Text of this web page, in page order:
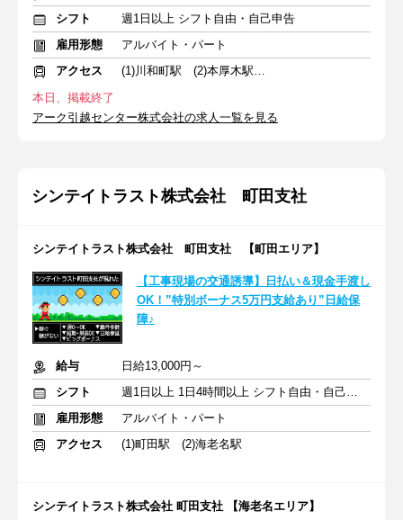
シフト
週1日以上 シフト自由・自己申告
雇用形態
アルバイト・パート
アクセス
(1)川和町駅 (2)本厚木駅 (3)淵野辺駅
本日、掲載終了
アーク引越センター株式会社の求人一覧を見る
シンテイトラスト株式会社 町田支社
シンテイトラスト株式会社 町田支社 【町田エリア】
【工事現場の交通誘導】日払い＆現金手渡し
OK！”特別ボーナス5万円支給あり”日給保
障♪
給与
日給13,000円～
シフト
週1日以上 1日4時間以上 シフト自由・自己申告
雇用形態
アルバイト・パート
アクセス
(1)町田駅 (2)海老名駅
シンテイトラスト株式会社 町田支社 【海老名エリア】